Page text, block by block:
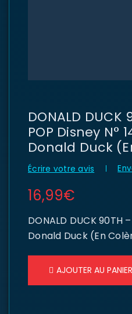
DONALD DUCK
POP Disney N°
Donald Duck
Écrire votre avis
16,99€
DONALD DUCK 90TH
Donald Duck (En
AJOUTER AU PANIER